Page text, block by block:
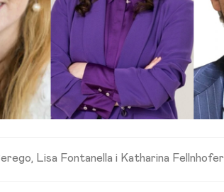
Lisa Fontanella i Katharina Fellnhofer